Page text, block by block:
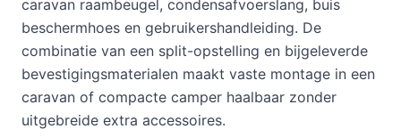
caravan raambeugel, condensafvoerslang, buis
beschermhoes en gebruikershandleiding. De
combinatie van een split-opstelling en bijgeleverde
bevestigingsmaterialen maakt vaste montage in een
caravan of compacte camper haalbaar zonder
uitgebreide extra accessoires.